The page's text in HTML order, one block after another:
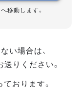
移動します。
い場合は、
りください。
おります。